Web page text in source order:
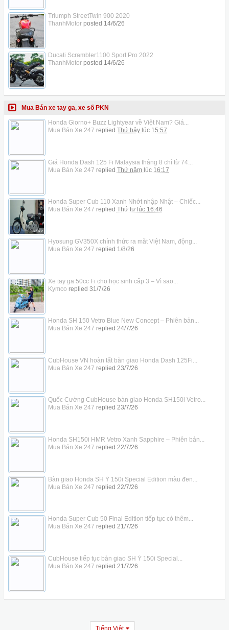
Triumph StreetTwin 900 2020
ThanhMotorposted 14/6/26
Ducati Scrambler1100 Sport Pro 2022
ThanhMotorposted 14/6/26
Mua Bán xe tay ga, xe số PKN
Honda Giorno+ Buzz Lightyear về Việt Nam? Giá...
Mua Bán Xe 247 replied Thứ bảy lúc 15:57
Giá Honda Dash 125 Fi Malaysia tháng 8 chỉ từ 74...
Mua Bán Xe 247 replied Thứ năm lúc 16:17
Honda Super Cub 110 Xanh Nhớt nhập Nhật – Chiếc...
Mua Bán Xe 247 replied Thứ tư lúc 16:46
Hyosung GV350X chính thức ra mắt Việt Nam, động...
Mua Bán Xe 247 replied 1/8/26
Xe tay ga 50cc Fi cho học sinh cấp 3 – Vì sao...
Kymco replied 31/7/26
Honda SH 150 Vetro Blue New Concept – Phiên bản...
Mua Bán Xe 247 replied 24/7/26
CubHouse VN hoàn tất bàn giao Honda Dash 125Fi...
Mua Bán Xe 247 replied 23/7/26
Quốc Cường CubHouse bàn giao Honda SH150i Vetro...
Mua Bán Xe 247 replied 23/7/26
Honda SH150i HMR Vetro Xanh Sapphire – Phiên bản...
Mua Bán Xe 247 replied 22/7/26
Bàn giao Honda SH Ý 150i Special Edition màu đen...
Mua Bán Xe 247 replied 22/7/26
Honda Super Cub 50 Final Edition tiếp tục có thêm...
Mua Bán Xe 247 replied 21/7/26
CubHouse tiếp tục bàn giao SH Ý 150i Special...
Mua Bán Xe 247 replied 21/7/26
Tiếng Việt